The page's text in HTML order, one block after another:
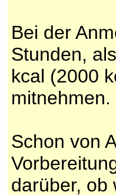
Bei der
Stunden,
kcal (2000
mitnehmen.
Schon von
darüber, ob